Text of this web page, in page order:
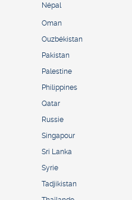
Népal
Oman
Ouzbékistan
Pakistan
Palestine
Philippines
Qatar
Russie
Singapour
Sri Lanka
Syrie
Tadjikistan